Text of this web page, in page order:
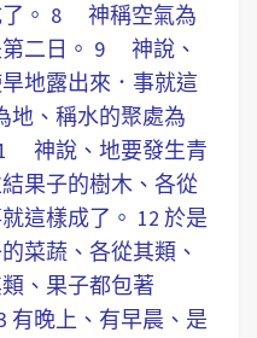
了。 8 神稱空氣為
第二日。 9 神說、
地露出來．事就這
、稱水的聚處為
神說、地要發生青
果子的樹木、各從
這樣成了。 12 於是
菜蔬、各從其類、
、果子都包著
晚上、有早晨、是